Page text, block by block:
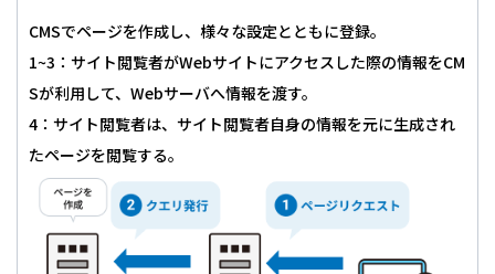
CMSでページを作成し、様々な設定とともに登録。
1~3：サイト閲覧者がWebサイトにアクセスした際の情報をCM
Sが利用して、Webサーバへ情報を渡す。
4：サイト閲覧者は、サイト閲覧者自身の情報を元に生成され
たページを閲覧する。